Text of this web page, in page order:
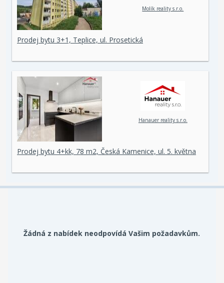
Molík reality s.r.o.
Prodej bytu 3+1, Teplice, ul. Prosetická
Hanauer reality s.r.o.
Prodej bytu 4+kk, 78 m2, Česká Kamenice, ul. 5. května
Žádná z nabídek neodpovídá Vašim požadavkům.